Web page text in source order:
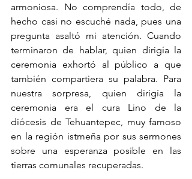
armoniosa. No comprendía todo, de
hecho casi no escuché nada, pues una
pregunta asaltó mi atención. Cuando
terminaron de hablar, quien dirigía la
ceremonia exhortó al público a que
también compartiera su palabra. Para
nuestra sorpresa, quien dirigía la
ceremonia era el cura Lino de la
diócesis de Tehuantepec, muy famoso
en la región istmeña por sus sermones
sobre una esperanza posible en las
tierras comunales recuperadas.